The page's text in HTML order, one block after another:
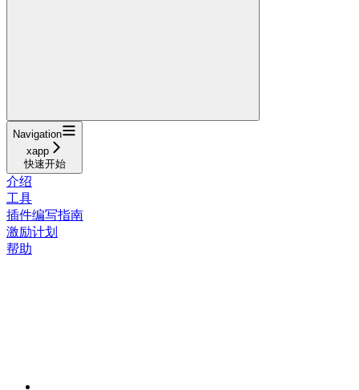
Navigation
xapp
快速开始
介绍
工具
插件编写指南
激励计划
帮助